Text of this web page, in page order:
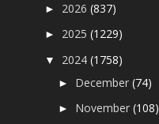
► 2026(837)
► 2025(1229)
▼ 2024(1758)
► December(74)
► November(108)